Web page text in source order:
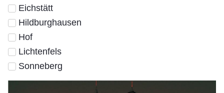
Eichstätt
Hildburghausen
Hof
Lichtenfels
Sonneberg